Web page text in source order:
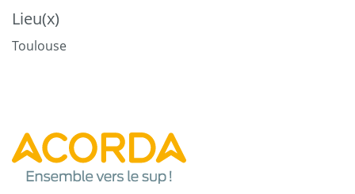
Lieu(x)
Toulouse